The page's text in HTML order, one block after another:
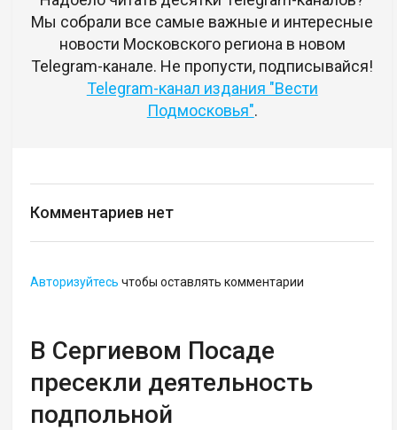
Мы собрали все самые важные и интересные
новости Московского региона в новом
Telegram-канале. Не пропусти, подписывайся!
Telegram-канал издания "Вести
Подмосковья".
Комментариев нет
Авторизуйтесь чтобы оставлять комментарии
В Сергиевом Посаде
пресекли деятельность
подпольной